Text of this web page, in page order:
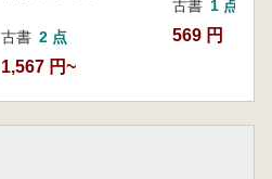
古書 2 点
1,567 円~
古書 1 点
569 円